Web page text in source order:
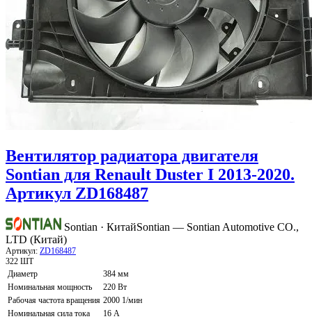
Вентилятор радиатора двигателя
Sontian для Renault Duster I 2013-2020.
Артикул ZD168487
Sontian · КитайSontian — Sontian Automotive CO.,
LTD (Китай)
Артикул: ZD168487
322 ШТ
Диаметр
384 мм
Номинальная мощность
220 Вт
Рабочая частота вращения 2000 1/мин
Номинальная сила тока
16 А